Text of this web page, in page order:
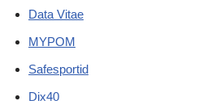
Data Vitae
MYPOM
Safesportid
Dix40